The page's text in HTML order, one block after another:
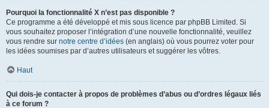
Pourquoi la fonctionnalité X n’est pas disponible ?
Ce programme a été développé et mis sous licence par phpBB Limited. Si
vous souhaitez proposer l’intégration d’une nouvelle fonctionnalité, veuillez
vous rendre sur notre centre d’idées (en anglais) où vous pourrez voter pour
les idées soumises par d’autres utilisateurs et suggérer les vôtres.
Haut
Qui dois-je contacter à propos de problèmes d’abus ou d’ordres légaux liés
à ce forum ?